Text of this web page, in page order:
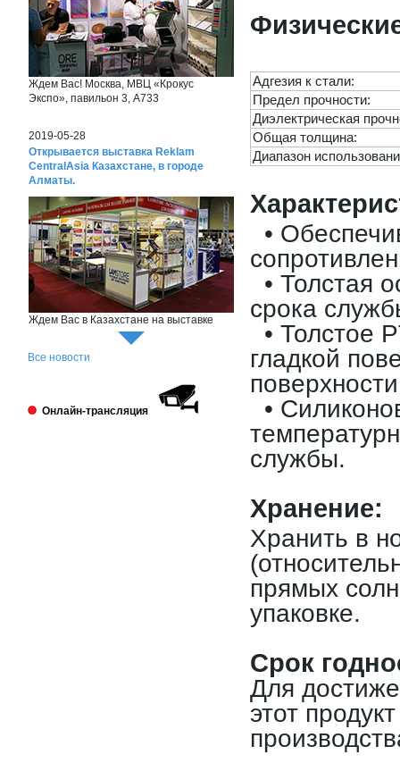
Ждем Вас! Москва, МВЦ «Крокус
Экспо», павильон 3, А733
2019-05-28
Открывается выставка Reklam
CentralAsia Казахстане, в городе
Алматы.
Ждем Вас в Казахстане на выставке
Reklam CentralAsia
2018-06-26
Ждем Вас в павильоне №3 Зал №14
Все новости
Онлайн-трансляция
Адгезия к стали:
Предел прочности:
Диэлектрическая
Общая толщина:
Диапазон
•
• Толстая
срока
• Толстое
гладкой
•
службы.
Хранение:
Хранить в
прямых
упаковке.
Срок
Для
этот